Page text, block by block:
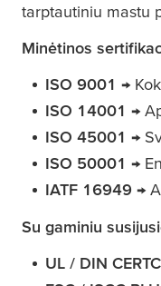
tarptautiniu mastu
Minėtinos
ISO 9001 →
ISO 14001 →
ISO 45001 →
ISO 50001 →
IATF 16949 →
Su gaminiu
UL / DIN